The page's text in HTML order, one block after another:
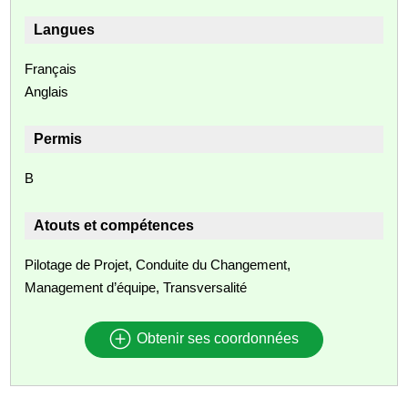
Langues
Français
Anglais
Permis
B
Atouts et compétences
Pilotage de Projet, Conduite du Changement,
Management d’équipe, Transversalité
Obtenir ses coordonnées